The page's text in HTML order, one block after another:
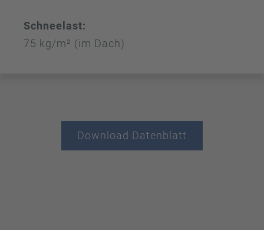
Schneelast:
75 kg/m² (im Dach)
Download Datenblatt